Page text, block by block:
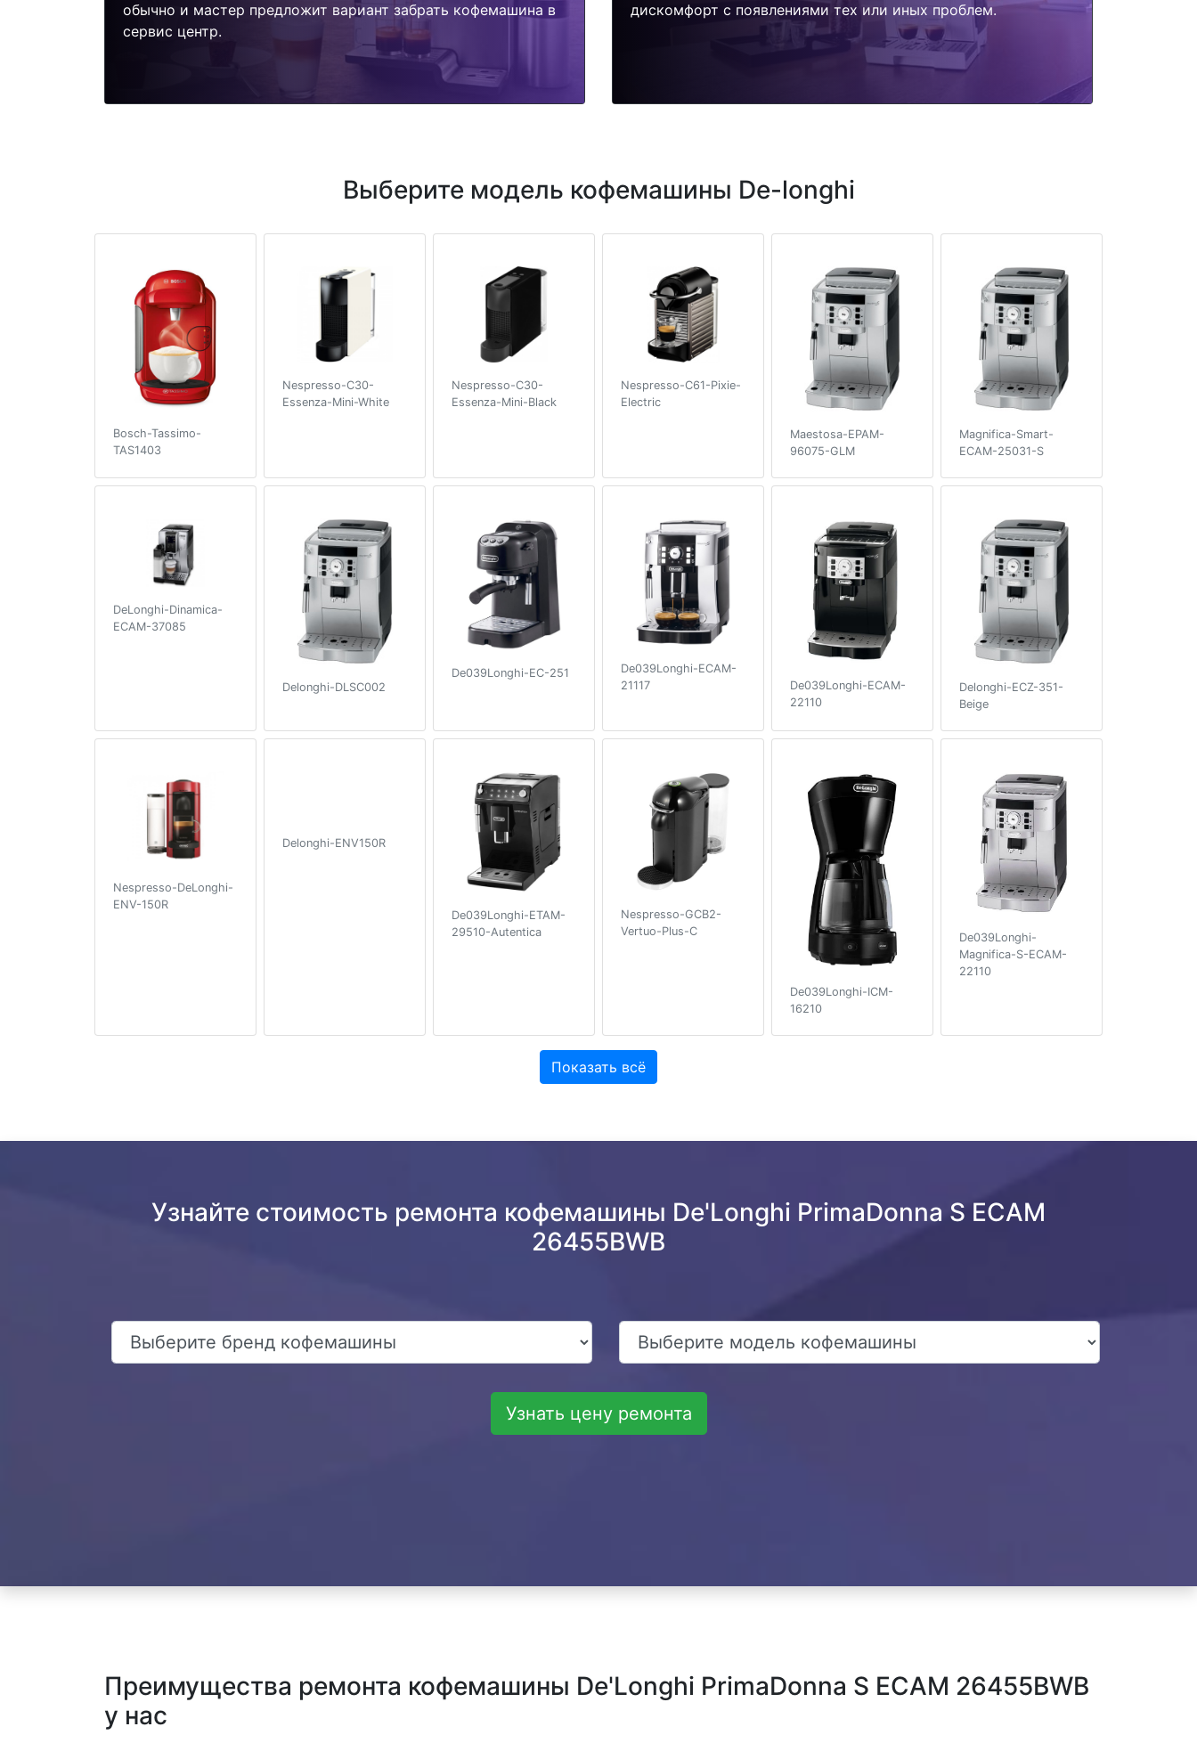
обычно и мастер предложит вариант забрать кофемашина в
сервис центр.
дискомфорт с появлениями тех или иных проблем.
Выберите модель кофемашины De-longhi
Bosch-Tassimo-
TAS1403
Nespresso-C30-
Essenza-Mini-White
Nespresso-C30-
Essenza-Mini-Black
Nespresso-C61-Pixie-
Electric
Maestosa-EPAM-
96075-GLM
Magnifica-Smart-
ECAM-25031-S
DeLonghi-Dinamica-
ECAM-37085
Delonghi-DLSC002
De039Longhi-EC-251
De039Longhi-ECAM-
21117
De039Longhi-ECAM-
22110
Delonghi-ECZ-351-
Beige
Nespresso-DeLonghi-
ENV-150R
Delonghi-ENV150R
De039Longhi-ETAM-
29510-Autentica
Nespresso-GCB2-
Vertuo-Plus-C
De039Longhi-ICM-
16210
De039Longhi-
Magnifica-S-ECAM-
22110
Показать всё
Узнайте стоимость ремонта кофемашины De'Longhi PrimaDonna S ECAM
26455BWB
Узнать цену ремонта
Преимущества ремонта кофемашины De'Longhi PrimaDonna S ECAM 26455BWB
у нас